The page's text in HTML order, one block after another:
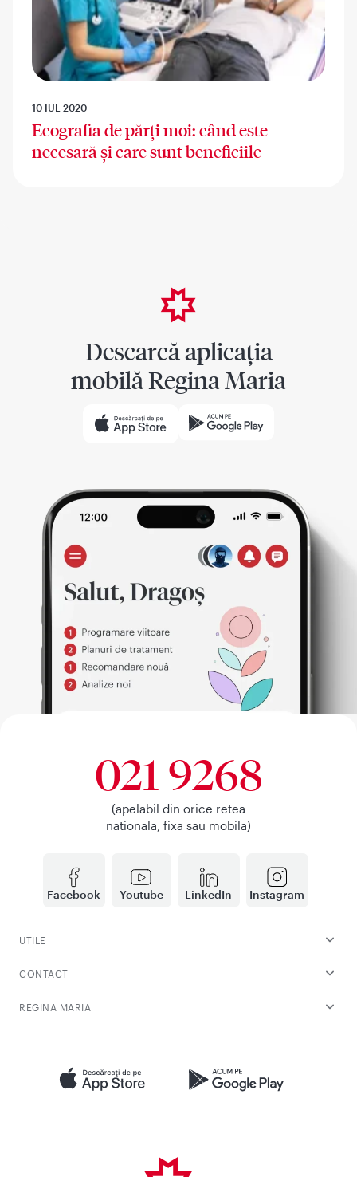
10 IUL 2020
Ecografia de părți moi: când este
necesară și care sunt beneficiile
Descarcă aplicația
mobilă Regina Maria
Facebook Youtube LinkedIn Instagram
021 9268
(apelabil din orice retea
nationala, fixa sau mobila)
UTILE
CONTACT
REGINA MARIA